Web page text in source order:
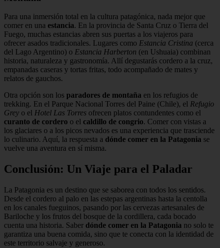
Para una inmersión total en la cultura patagónica, nada mejor que
comer en una estancia. En la provincia de Santa Cruz o Tierra del
Fuego, muchas estancias abren sus puertas a los viajeros para
ofrecer asados tradicionales. Lugares como Estancia Cristina (cerca
del Lago Argentino) o Estancia Harberton (en Ushuaia) combinan
historia, naturaleza y gastronomía. Allí degustarás cordero a la cruz,
empanadas caseras y tortas fritas, todo acompañado de mates y
relatos de gauchos.
Otra opción son los paradores de montaña en los refugios de
trekking. En el Parque Nacional Torres del Paine (Chile), el Refugio
Grey o el Hotel Las Torres ofrecen platos contundentes como el
curanto de cordero o el caldillo de congrio. Comer con vistas a
los glaciares o a los picos nevados es una experiencia que trasciende
lo culinario. Aquí, la respuesta a dónde comer en la Patagonia se
vuelve una aventura en sí misma.
Conclusión: Un Viaje para el Paladar
La Patagonia es un destino que se saborea con todos los sentidos.
Desde el cordero al palo en las estepas argentinas hasta la centolla
en los canales fueguinos, pasando por las cervezas artesanales de
Bariloche y los frutos del bosque de la cordillera, cada bocado
cuenta una historia. Saber dónde comer en la Patagonia no solo te
garantiza una buena comida, sino que te conecta con la identidad de
este territorio salvaje y generoso.